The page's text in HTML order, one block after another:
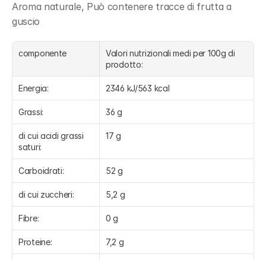
Aroma naturale, Può contenere tracce di frutta a
guscio
componente
Valori nutrizionali medi per 100g di
prodotto:
Energia: 2346 kJ/563 kcal
Grassi: 36 g
di cui acidi grassi
saturi:
17 g
Carboidrati: 52 g
di cui zuccheri: 5,2 g
Fibre: 0 g
Proteine: 7,2 g